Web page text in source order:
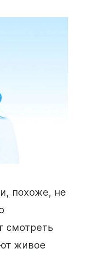
похоже, не
смотреть
живое